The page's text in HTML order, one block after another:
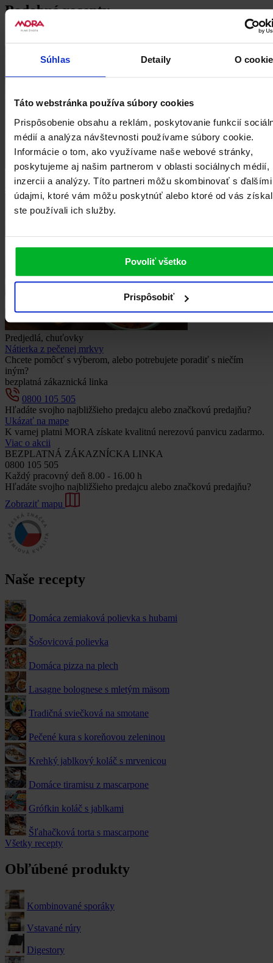
Súhlas Detaily O
Táto webstránka používa súbory cookies
Prispôsobenie obsahu a reklám, poskytovanie funkcií
médií a analýza návštevnosti používame súbory cookie.
Informácie o tom, ako využívame naše webové stránky,
poskytujeme aj našim partnerom v oblasti sociálnych médií,
inzercii a analýzy. Títo partneri môžu skombinovať s ďalšími
údajmi, ktoré vám môžu poskytnúť alebo ktoré od vás
ste používali ich služby.
Povoliť všetko
Prispôsobiť
Podobné recepty
Zelenina
Cuketové placky
Predjedlá, chuťovky
Nátierka z pečenej mrkvy
Chcete pomôcť s výberom, alebo potrebujete poradiť s niečím
iným?
bezplatná zákaznická linka
0800 105 505
Hľadáte svojho najbližšieho predajcu alebo značkovú predajňu?
Ukázať na mape
K varnej platni MORA získate kvalitnú nerezovú panvicu zadarmo.
Viac o akcii
BEZPLATNÁ ZÁKAZNÍCKA LINKA
0800 105 505
Každý pracovný deň 8.00 - 16.00 h
Hľadáte svojho najbližšieho predajcu alebo značkovú predajňu?
Zobraziť mapu
Naše recepty
Domáca zemiaková polievka s hubami
Šošovicová polievka
Domáca pizza na plech
Lasagne bolognese s mletým mäsom
Tradičná sviečková na smotane
Pečené kura s koreňovou zeleninou
Krehký jablkový koláč s mrvenicou
Domáce tiramisu z mascarpone
Grófkin koláč s jablkami
Šľahačková torta s mascarpone
Všetky recepty
Obľúbené produkty
Kombinované sporáky
Vstavané rúry
Digestory